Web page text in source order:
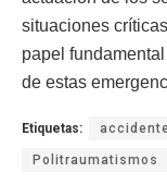
situaciones
papel
de estas
Etiquetas:
Politraumatismos